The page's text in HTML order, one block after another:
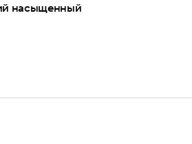
насыщенный